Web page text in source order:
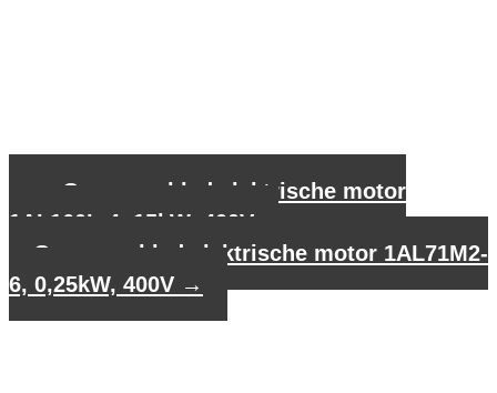
Gegevensblad elektrische motor
1AL160L-4, 15kW, 400V
Gegevensblad elektrische motor 1AL71M2-
6, 0,25kW, 400V →